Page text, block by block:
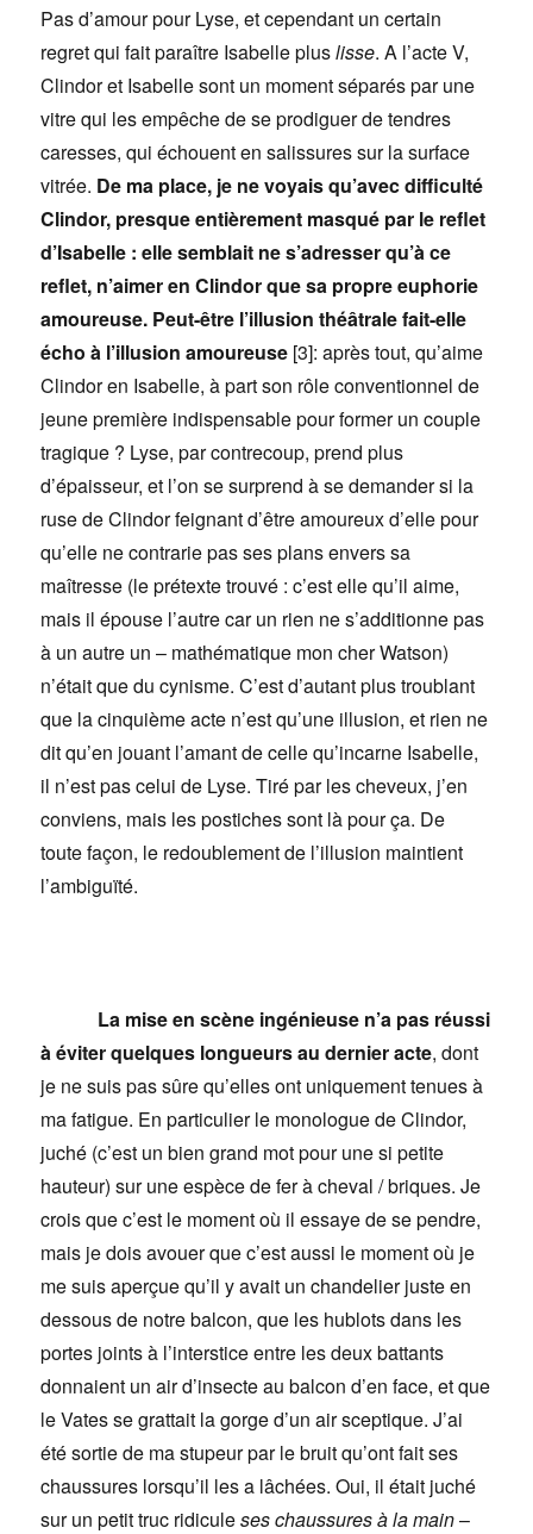
Pas d’amour pour Lyse, et cependant un certain
regret qui fait paraître Isabelle pluslisse. A l’acte V,
Clindor et Isabelle sont un moment séparés par une
vitre qui les empêche de se prodiguer de tendres
caresses, qui échouent en salissures sur la surface
vitrée. De ma place, je ne voyais qu’avec difficulté
Clindor, presque entièrement masqué par le reflet
d’Isabelle : elle semblait ne s’adresser qu’à ce
reflet, n’aimer en Clindor que sa propre euphorie
amoureuse. Peut-être l’illusion théâtrale fait-elle
écho à l’illusion amoureuse [3]: après tout, qu’aime
Clindor en Isabelle, à part son rôle conventionnel de
jeune première indispensable pour former un couple
tragique ? Lyse, par contrecoup, prend plus
d’épaisseur, et l’on se surprend à se demander si la
ruse de Clindor feignant d’être amoureux d’elle pour
qu’elle ne contrarie pas ses plans envers sa
maîtresse (le prétexte trouvé : c’est elle qu’il aime,
mais il épouse l’autre car un rien ne s’additionne pas
à un autre un – mathématique mon cher Watson)
n’était que du cynisme. C’est d’autant plus troublant
que la cinquième acte n’est qu’une illusion, et rien ne
dit qu’en jouant l’amant de celle qu’incarne Isabelle,
il n’est pas celui de Lyse. Tiré par les cheveux, j’en
conviens, mais les postiches sont là pour ça. De
toute façon, le redoublement de l’illusion maintient
l’ambiguïté.
La mise en scène ingénieuse n’a pas réussi
à éviter quelques longueurs au dernier acte, dont
je ne suis pas sûre qu’elles ont uniquement tenues à
ma fatigue. En particulier le monologue de Clindor,
juché (c’est un bien grand mot pour une si petite
hauteur) sur une espèce de fer à cheval / briques. Je
crois que c’est le moment où il essaye de se pendre,
mais je dois avouer que c’est aussi le moment où je
me suis aperçue qu’il y avait un chandelier juste en
dessous de notre balcon, que les hublots dans les
portes joints à l’interstice entre les deux battants
donnaient un air d’insecte au balcon d’en face, et que
le Vates se grattait la gorge d’un air sceptique. J’ai
été sortie de ma stupeur par le bruit qu’ont fait ses
chaussures lorsqu’il les a lâchées. Oui, il était juché
sur un petit truc ridiculeses chaussures à la main–